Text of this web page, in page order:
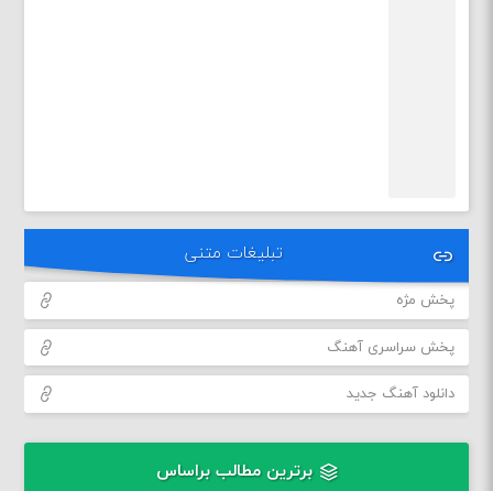
تبلیغات متنی
پخش مژه
پخش سراسری آهنگ
دانلود آهنگ جدید
برترین مطالب براساس